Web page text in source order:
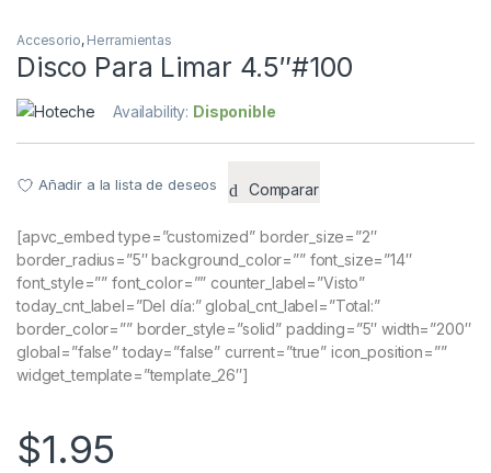
Accesorio, Herramientas
Disco Para Limar 4.5″#100
Availability: Disponible
Añadir a la lista de deseos Comparar
[apvc_embed type=”customized” border_size=”2″
border_radius=”5″ background_color=”” font_size=”14″
font_style=”” font_color=”” counter_label=”Visto”
today_cnt_label=”Del día:” global_cnt_label=”Total:”
border_color=”” border_style=”solid” padding=”5″ width=”200″
global=”false” today=”false” current=”true” icon_position=””
widget_template=”template_26″]
$1.95